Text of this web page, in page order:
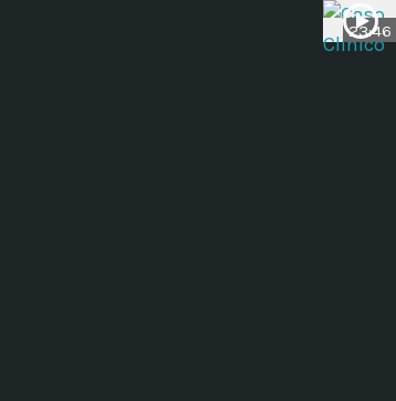
23:46